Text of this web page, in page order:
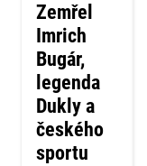
Zemřel
Imrich
Bugár,
legenda
Dukly a
českého
sportu